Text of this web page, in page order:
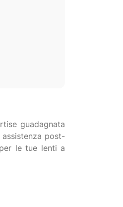
guadagnata
post-
le tue lenti a